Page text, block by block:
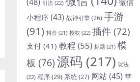
引流 (22)
小程序(43) 战神引擎(26) 手游
(91) 抖音 (21) 授权 (22) 插件 (72)
支付 (41) 教程 (55) 标题 (21) 模
板 (76)源码 (217) 玩法
(22) 程序(29) 系统(27) 网站(45) 苹